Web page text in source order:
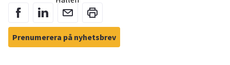
Prenumerera på nyhetsbrev